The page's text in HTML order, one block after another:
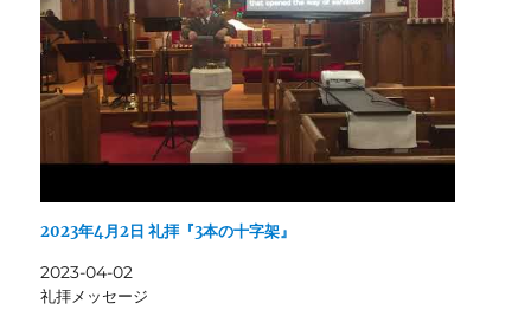
2023年4月2日 礼拝『3本の十字架』
2023-04-02
礼拝メッセージ